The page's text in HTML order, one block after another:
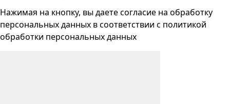
Нажимая на кнопку, вы даете согласие на обработку
персональных данных в соответствии с политикой
обработки персональных данных